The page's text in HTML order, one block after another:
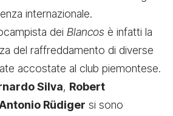
internazionale.
dei Blancos è infatti la
del raffreddamento di diverse
accostate al club piemontese.
Silva, Robert
Rüdiger si sono